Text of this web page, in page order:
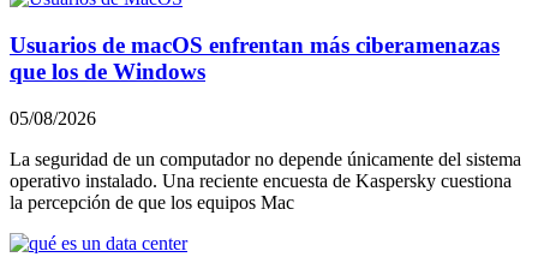
Usuarios de macOS enfrentan más ciberamenazas
que los de Windows
05/08/2026
La seguridad de un computador no depende únicamente del sistema
operativo instalado. Una reciente encuesta de Kaspersky cuestiona
la percepción de que los equipos Mac